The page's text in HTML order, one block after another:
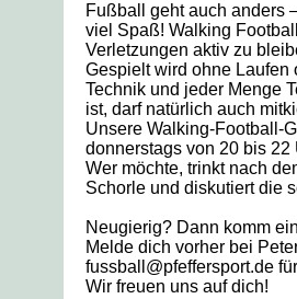
Fußball geht auch anders
viel Spaß! Walking
Verletzungen aktiv zu
Gespielt wird ohne Laufen
Technik und jeder Menge
ist, darf natürlich auch
Unsere Walking-Football-
donnerstags von 20 bis
Wer möchte, trinkt nach
Schorle und diskutiert die
Neugierig? Dann komm
Melde dich vorher bei
fussball@pfeffersport.de
Wir freuen uns auf dich!